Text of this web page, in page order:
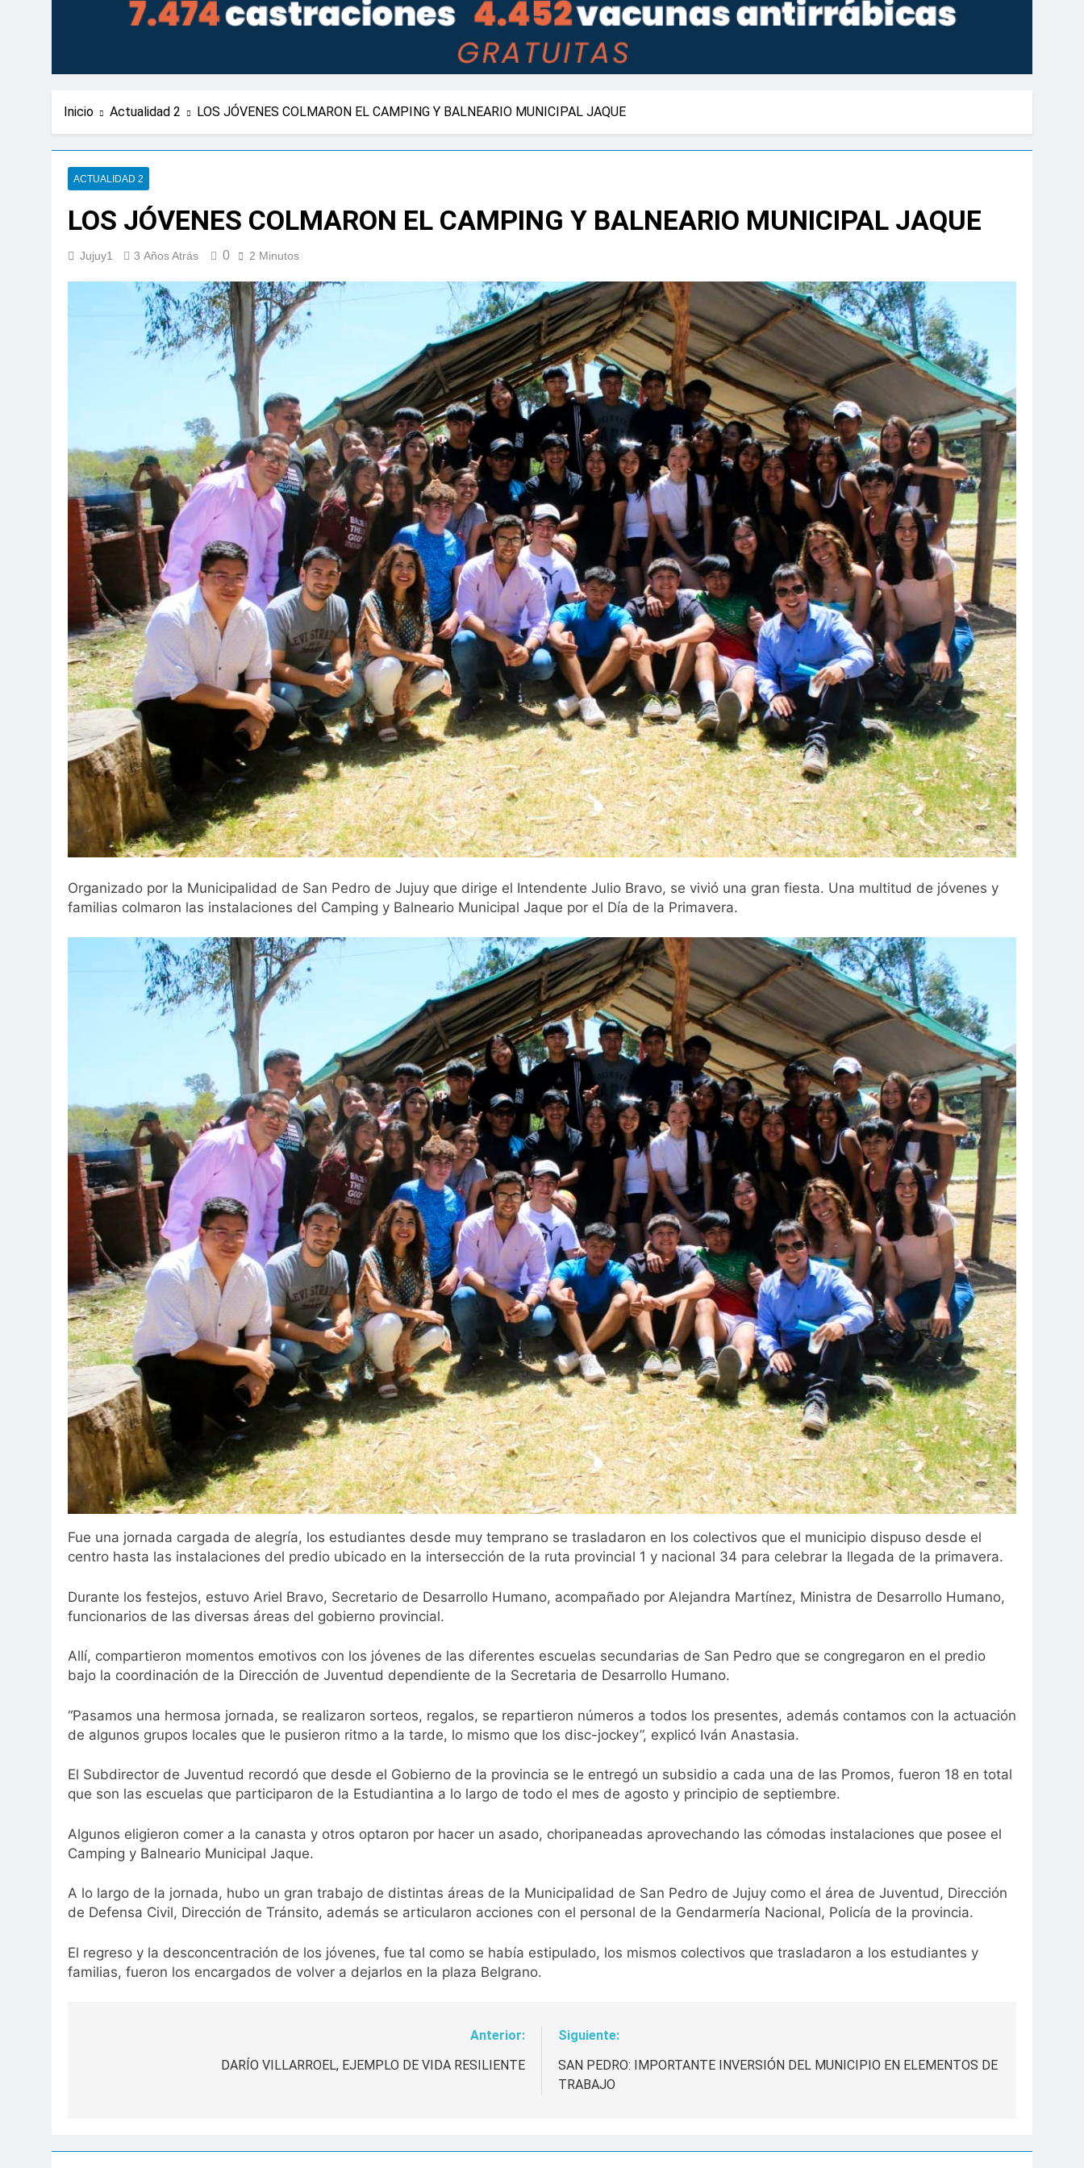
Inicio Actualidad 2 LOS JÓVENES COLMARON EL CAMPING Y BALNEARIO MUNICIPAL JAQUE
ACTUALIDAD 2
LOS JÓVENES COLMARON EL CAMPING Y BALNEARIO MUNICIPAL JAQUE
Jujuy1 3 Años Atrás 0 2 Minutos
Organizado por la Municipalidad de San Pedro de Jujuy que dirige el Intendente Julio Bravo, se vivió una gran fiesta. Una multitud de jóvenes y
familias colmaron las instalaciones del Camping y Balneario Municipal Jaque por el Día de la Primavera.
Fue una jornada cargada de alegría, los estudiantes desde muy temprano se trasladaron en los colectivos que el municipio dispuso desde el
centro hasta las instalaciones del predio ubicado en la intersección de la ruta provincial 1 y nacional 34 para celebrar la llegada de la primavera.
Durante los festejos, estuvo Ariel Bravo, Secretario de Desarrollo Humano, acompañado por Alejandra Martínez, Ministra de Desarrollo Humano,
funcionarios de las diversas áreas del gobierno provincial.
Allí, compartieron momentos emotivos con los jóvenes de las diferentes escuelas secundarias de San Pedro que se congregaron en el predio
bajo la coordinación de la Dirección de Juventud dependiente de la Secretaria de Desarrollo Humano.
“Pasamos una hermosa jornada, se realizaron sorteos, regalos, se repartieron números a todos los presentes, además contamos con la actuación
de algunos grupos locales que le pusieron ritmo a la tarde, lo mismo que los disc-jockey”, explicó Iván Anastasia.
El Subdirector de Juventud recordó que desde el Gobierno de la provincia se le entregó un subsidio a cada una de las Promos, fueron 18 en total
que son las escuelas que participaron de la Estudiantina a lo largo de todo el mes de agosto y principio de septiembre.
Algunos eligieron comer a la canasta y otros optaron por hacer un asado, choripaneadas aprovechando las cómodas instalaciones que posee el
Camping y Balneario Municipal Jaque.
A lo largo de la jornada, hubo un gran trabajo de distintas áreas de la Municipalidad de San Pedro de Jujuy como el área de Juventud, Dirección
de Defensa Civil, Dirección de Tránsito, además se articularon acciones con el personal de la Gendarmería Nacional, Policía de la provincia.
El regreso y la desconcentración de los jóvenes, fue tal como se había estipulado, los mismos colectivos que trasladaron a los estudiantes y
familias, fueron los encargados de volver a dejarlos en la plaza Belgrano.
Anterior:
DARÍO VILLARROEL, EJEMPLO DE VIDA RESILIENTE
Siguiente:
SAN PEDRO: IMPORTANTE INVERSIÓN DEL MUNICIPIO EN ELEMENTOS DE
TRABAJO